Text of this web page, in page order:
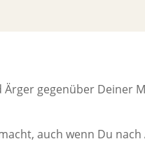
gegenüber Deiner
auch wenn Du